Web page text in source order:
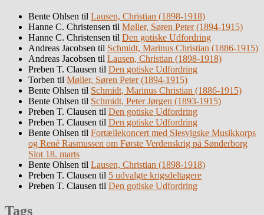
Bente Ohlsen til Lausen, Christian (1898-1918)
Hanne C. Christensen til Møller, Søren Peter (1894-1915)
Hanne C. Christensen til Den gotiske Udfordring
Andreas Jacobsen til Schmidt, Marinus Christian (1886-1915)
Andreas Jacobsen til Lausen, Christian (1898-1918)
Preben T. Clausen til Den gotiske Udfordring
Torben til Møller, Søren Peter (1894-1915)
Bente Ohlsen til Schmidt, Marinus Christian (1886-1915)
Bente Ohlsen til Schmidt, Peter Jørgen (1893-1915)
Preben T. Clausen til Den gotiske Udfordring
Preben T. Clausen til Den gotiske Udfordring
Bente Ohlsen til Fortællekoncert med Slesvigske Musikkorps
og René Rasmussen om Første Verdenskrig på Sønderborg
Slot 18. marts
Bente Ohlsen til Lausen, Christian (1898-1918)
Preben T. Clausen til 5 udvalgte krigsdeltagere
Preben T. Clausen til Den gotiske Udfordring
Tags